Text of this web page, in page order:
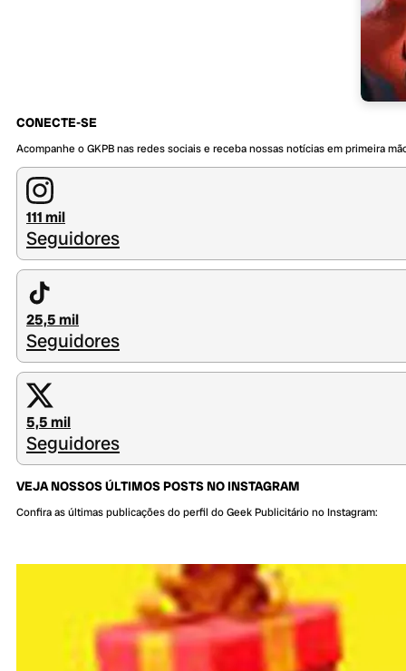
CONECTE-SE
Acompanhe o GKPB nas redes sociais e receba nossas notícias em primeira
111 mil
Seguidores
25,5 mil
Seguidores
5,5 mil
Seguidores
VEJA NOSSOS ÚLTIMOS POSTS NO INSTAGRAM
Confira as últimas publicações do perfil do Geek Publicitário no Instagram: